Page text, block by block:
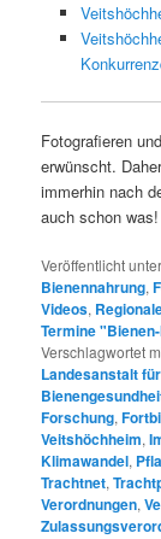
Fotografieren
erwünscht.
immerhin nach
auch schon was!
Veröffentlicht unter
Bienennahrung,
Videos,
Termine
Verschlagwortet
Landesanstalt
Forschung,
Veitshöchheim,
Klimawandel,
Trachtnet,
Verordnungen,